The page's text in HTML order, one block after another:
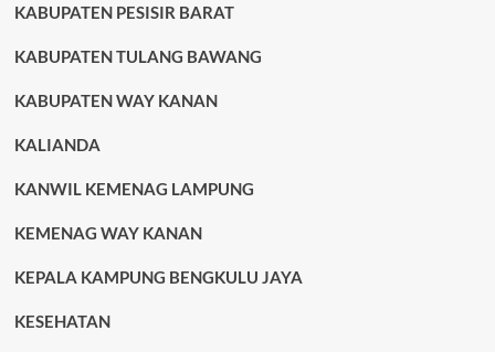
KABUPATEN PESISIR BARAT
KABUPATEN TULANG BAWANG
KABUPATEN WAY KANAN
KALIANDA
KANWIL KEMENAG LAMPUNG
KEMENAG WAY KANAN
KEPALA KAMPUNG BENGKULU JAYA
KESEHATAN